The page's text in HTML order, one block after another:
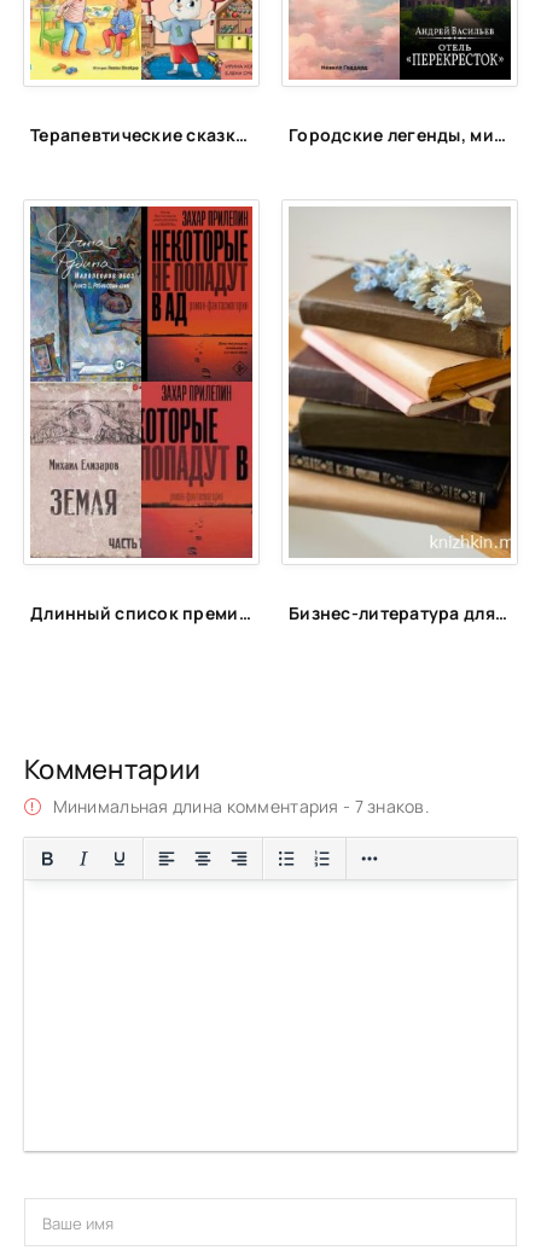
Терапевтические сказки для детей! Городские легенды, мистические истории и всё о хтони
Длинный список премии «Ясная Поляна» 2020 г. Номинация Современная русская проза Бизнес-литература для сотрудников PULSE
Комментарии
Минимальная длина комментария - 7 знаков.